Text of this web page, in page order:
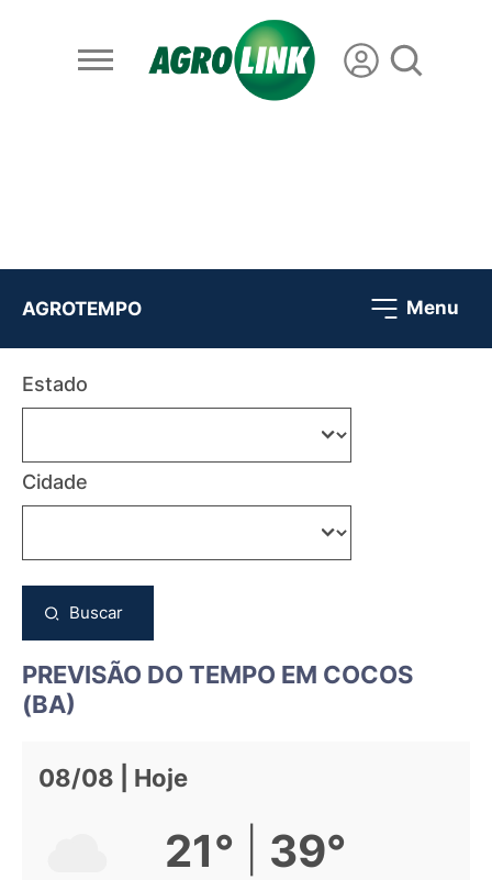
AGROTEMPO Menu
Estado
Cidade
Buscar
PREVISÃO DO TEMPO EM COCOS
(BA)
08/08 | Hoje
21° 39°